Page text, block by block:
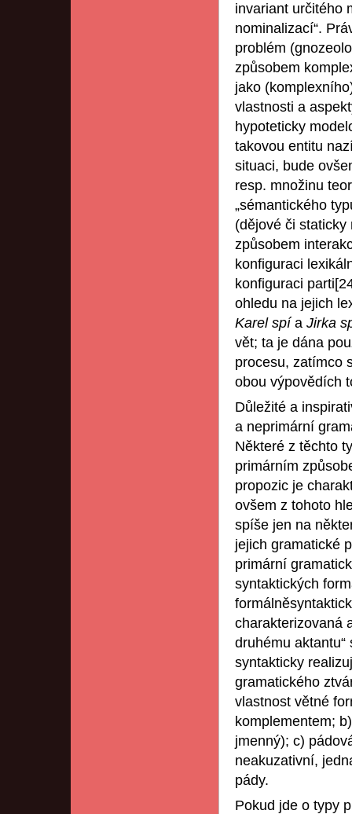
invariant určitého
nominalizací“.
problém
způsobem
jako
vlastnosti a
hypoteticky
takovou entitu
situaci, bude
resp. množinu
„sémantického
(dějové či
způsobem
konfiguraci
konfiguraci
ohledu na jejich
Karel spí a Jirka
vět; ta je dána
procesu, zatímco
obou výpovědích
Důležité a
a neprimární
Některé z těchto
primárním
propozic je
ovšem z tohoto
spíše jen na
jejich gramatické
primární
syntaktických
charakterizovaná
druhému
syntakticky
gramatického
vlastnost větné
komplementem;
jmenný); c)
neakuzativní,
pády.
Pokud jde o typy